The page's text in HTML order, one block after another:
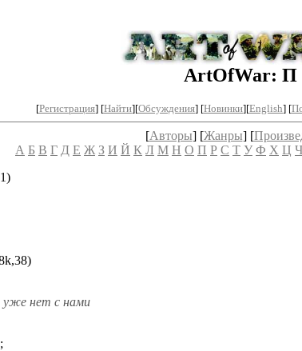
ArtOfWar: П
[Регистрация] [Найти][Обсуждения] [Новинки][English] [
[Авторы] [Жанры] [
А Б В Г Д Е Ж З И Й К Л М Н О П Р С Т У Ф Х Ц Ч
уже нет с нами